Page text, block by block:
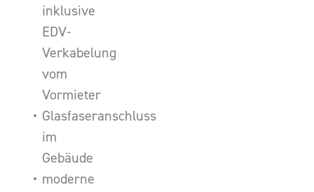
inklusive
EDV-
Verkabelung
vom
Vormieter
Glasfaseranschluss
im
Gebäude
moderne